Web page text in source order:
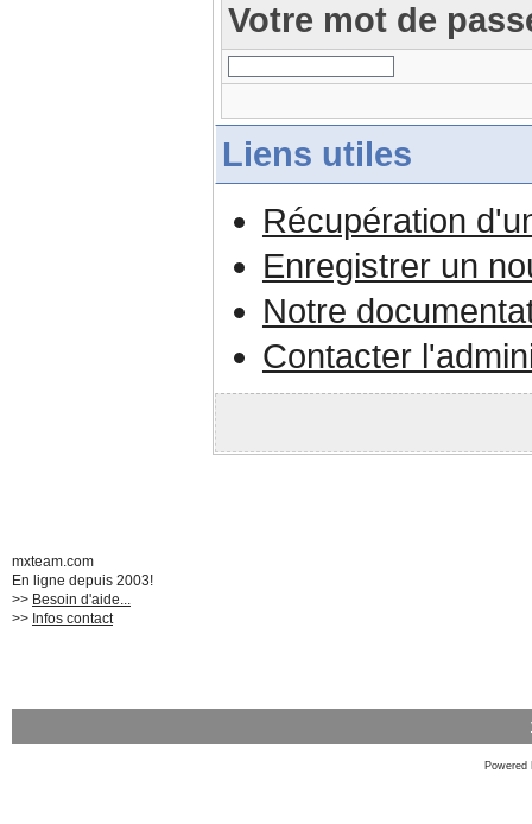
Votre mot de
Liens utiles
Récupération
Enregistrer un
Notre
Contacter
mxteam.com
En ligne depuis 2003!
>> Besoin d'aide...
>> Infos contact